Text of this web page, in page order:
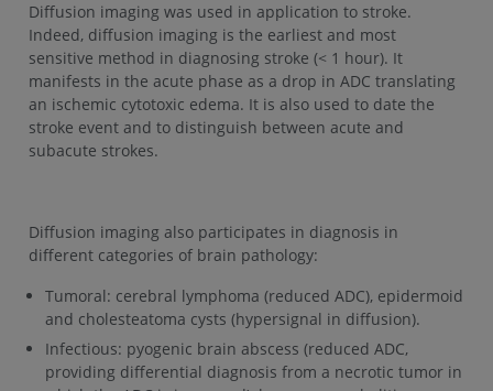
Diffusion imaging was used in application to stroke.
Indeed, diffusion imaging is the earliest and most
sensitive method in diagnosing stroke (< 1 hour). It
manifests in the acute phase as a drop in ADC translating
an ischemic cytotoxic edema. It is also used to date the
stroke event and to distinguish between acute and
subacute strokes.
Diffusion imaging also participates in diagnosis in
different categories of brain pathology:
Tumoral: cerebral lymphoma (reduced ADC), epidermoid
and cholesteatoma cysts (hypersignal in diffusion).
Infectious: pyogenic brain abscess (reduced ADC,
providing differential diagnosis from a necrotic tumor in